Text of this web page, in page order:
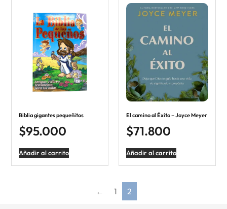
Biblia gigantes pequeñitos
$95.000
Añadir al carrito
El camino al Éxito – Joyce Meyer
$71.800
Añadir al carrito
← 1 2